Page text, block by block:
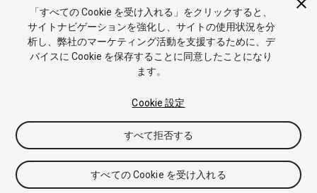
Copyright © 2020 Unity Technologies. Publication 2020.1
チュートリアル
ナレッジベース
ッキー
私の個人情報を販売または共有しない
Cookie 優先設定
「すべての Cookie を受け入れる」をクリックすると、
サイトナビゲーションを強化し、サイトの使用状況を分
析し、弊社のマーケティング活動を支援するために、デ
バイスに Cookie を保存することに同意したことになり
ます。
Cookie 設定
すべて拒否する
すべての Cookie を受け入れる